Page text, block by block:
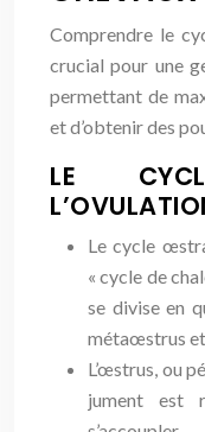
Comprendre le
crucial pour une
permettant de
et d’obtenir des
LE
Le cycle
« cycle de
se divise en
métaœstrus
L’œstrus, ou
jument est